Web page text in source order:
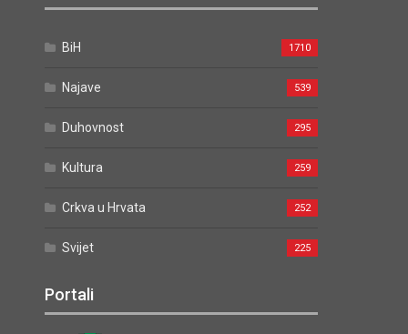
BiH 1710
Najave 539
Duhovnost 295
Kultura 259
Crkva u Hrvata 252
Svijet 225
Portali